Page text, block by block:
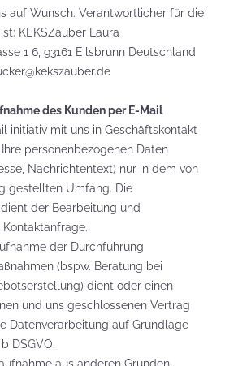
auf Wunsch. Verantwortlicher für die
KEKSZauber Laura
1 6, 93161 Eilsbrunn Deutschland
des Kunden per E-Mail
initiativ mit uns in Geschäftskontakt
personenbezogenen Daten
Nachrichtentext) nur in dem von
gestellten Umfang. Die
der Bearbeitung und
der Durchführung
(bspw. Beratung bei
dient oder einen
und uns geschlossenen Vertrag
Datenverarbeitung auf Grundlage
DSGVO.